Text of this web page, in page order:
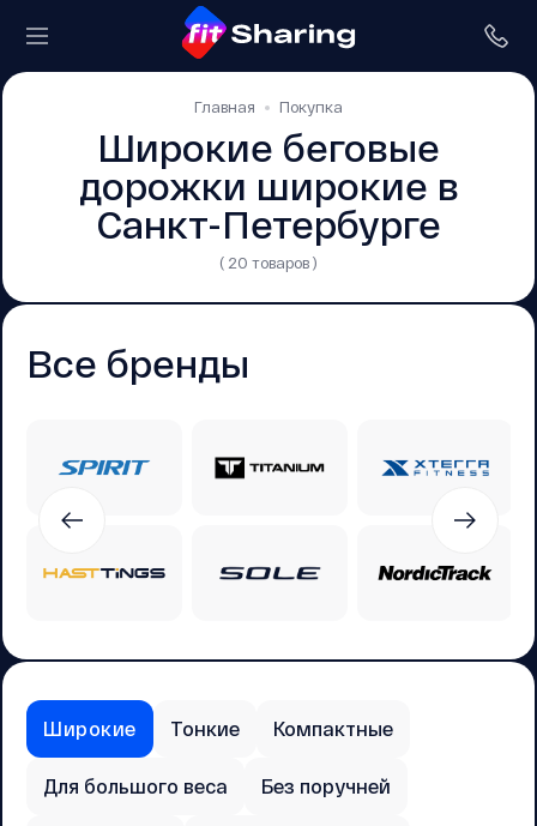
Главная Покупка
Широкие беговые
дорожки широкие в
Санкт-Петербурге
( 20 товаров )
Все бренды
Широкие Тонкие Компактные
Для большого веса Без поручней